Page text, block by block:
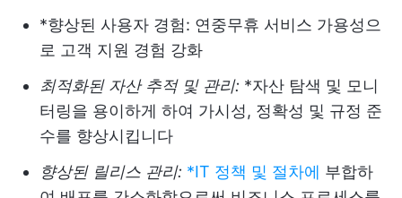
*향상된 사용자 경험: 연중무휴 서비스 가용성으
로 고객 지원 경험 강화
최적화된 자산 추적 및 관리: *자산 탐색 및 모니
터링을 용이하게 하여 가시성, 정확성 및 규정 준
수를 향상시킵니다
향상된 릴리스 관리: *IT 정책 및 절차에 부합하